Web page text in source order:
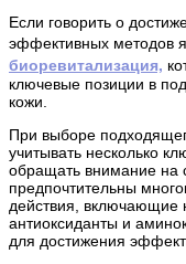
Если говорить о
эффективных методов
биоревитализация,
ключевые позиции в
кожи.
При выборе
учитывать несколько
обращать внимание на
предпочтительны
действия, включающие
антиоксиданты и
для достижения